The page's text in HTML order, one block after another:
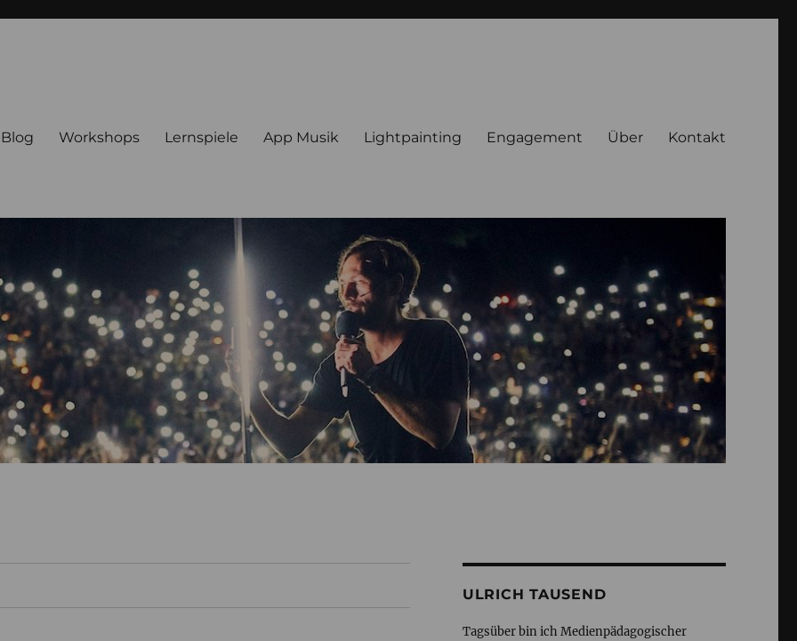
Blog Workshops Lernspiele App Musik Lightpainting Engagement Über Kontakt
ULRICH TAUSEND
Tagsüber bin ich Medienpädagogischer